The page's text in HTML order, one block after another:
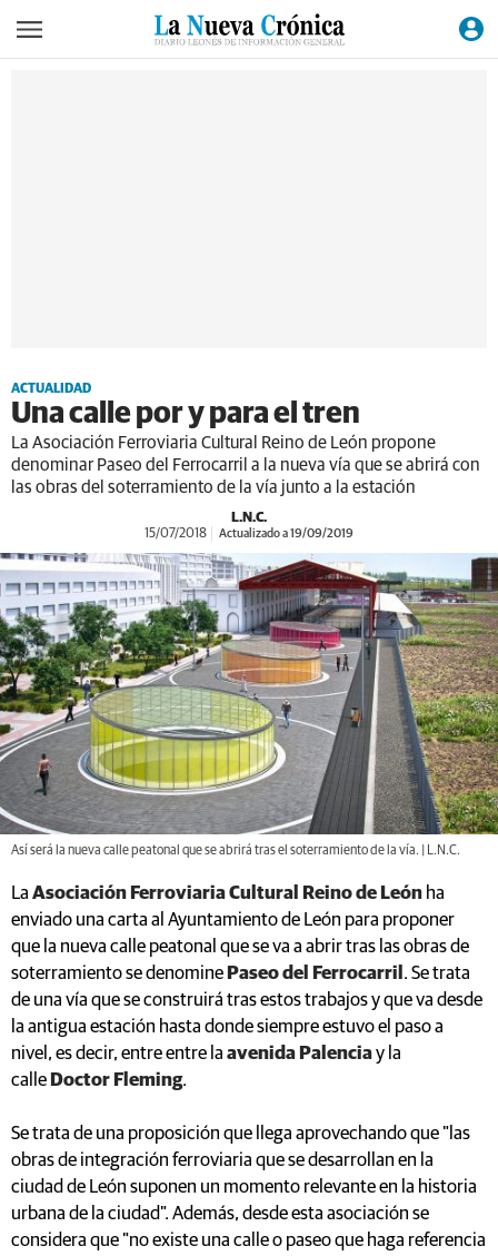
ACTUALIDAD
Una calle por y para el tren
La Asociación Ferroviaria Cultural Reino de León propone
denominar Paseo del Ferrocarril a la nueva vía que se abrirá con
las obras del soterramiento de la vía junto a la estación
L.N.C.
15/07/2018 Actualizado a 19/09/2019
Así será la nueva calle peatonal que se abrirá tras el soterramiento de la vía. | L.N.C.
La Asociación Ferroviaria Cultural Reino de León ha
enviado una carta al Ayuntamiento de León para proponer
que la nueva calle peatonal que se va a abrir tras las obras de
soterramiento se denomine Paseo del Ferrocarril . Se trata
de una vía que se construirá tras estos trabajos y que va desde
la antigua estación hasta donde siempre estuvo el paso a
nivel, es decir, entre entre la avenida Palenciay la
calle Doctor Fleming.
Se trata de una proposición que llega aprovechando que "las
obras de integración ferroviaria que se desarrollan en la
ciudad de León suponen un momento relevante en la historia
urbana de la ciudad". Además, desde esta asociación se
considera que "no existe una calle o paseo que haga referencia